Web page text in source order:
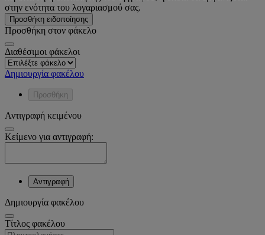
στην ενότητα του λογαριασμού σας.
Προσθήκη ειδοποίησης
Προσθήκη στον φάκελο
Διαθέσιμοι φάκελοι
Δημιουργία φακέλου
Προσθήκη
Αντιγραφή κειμένου
Κείμενο για αντιγραφή:
Αντιγραφή
Δημιουργία φακέλου
Tίτλος φακέλου